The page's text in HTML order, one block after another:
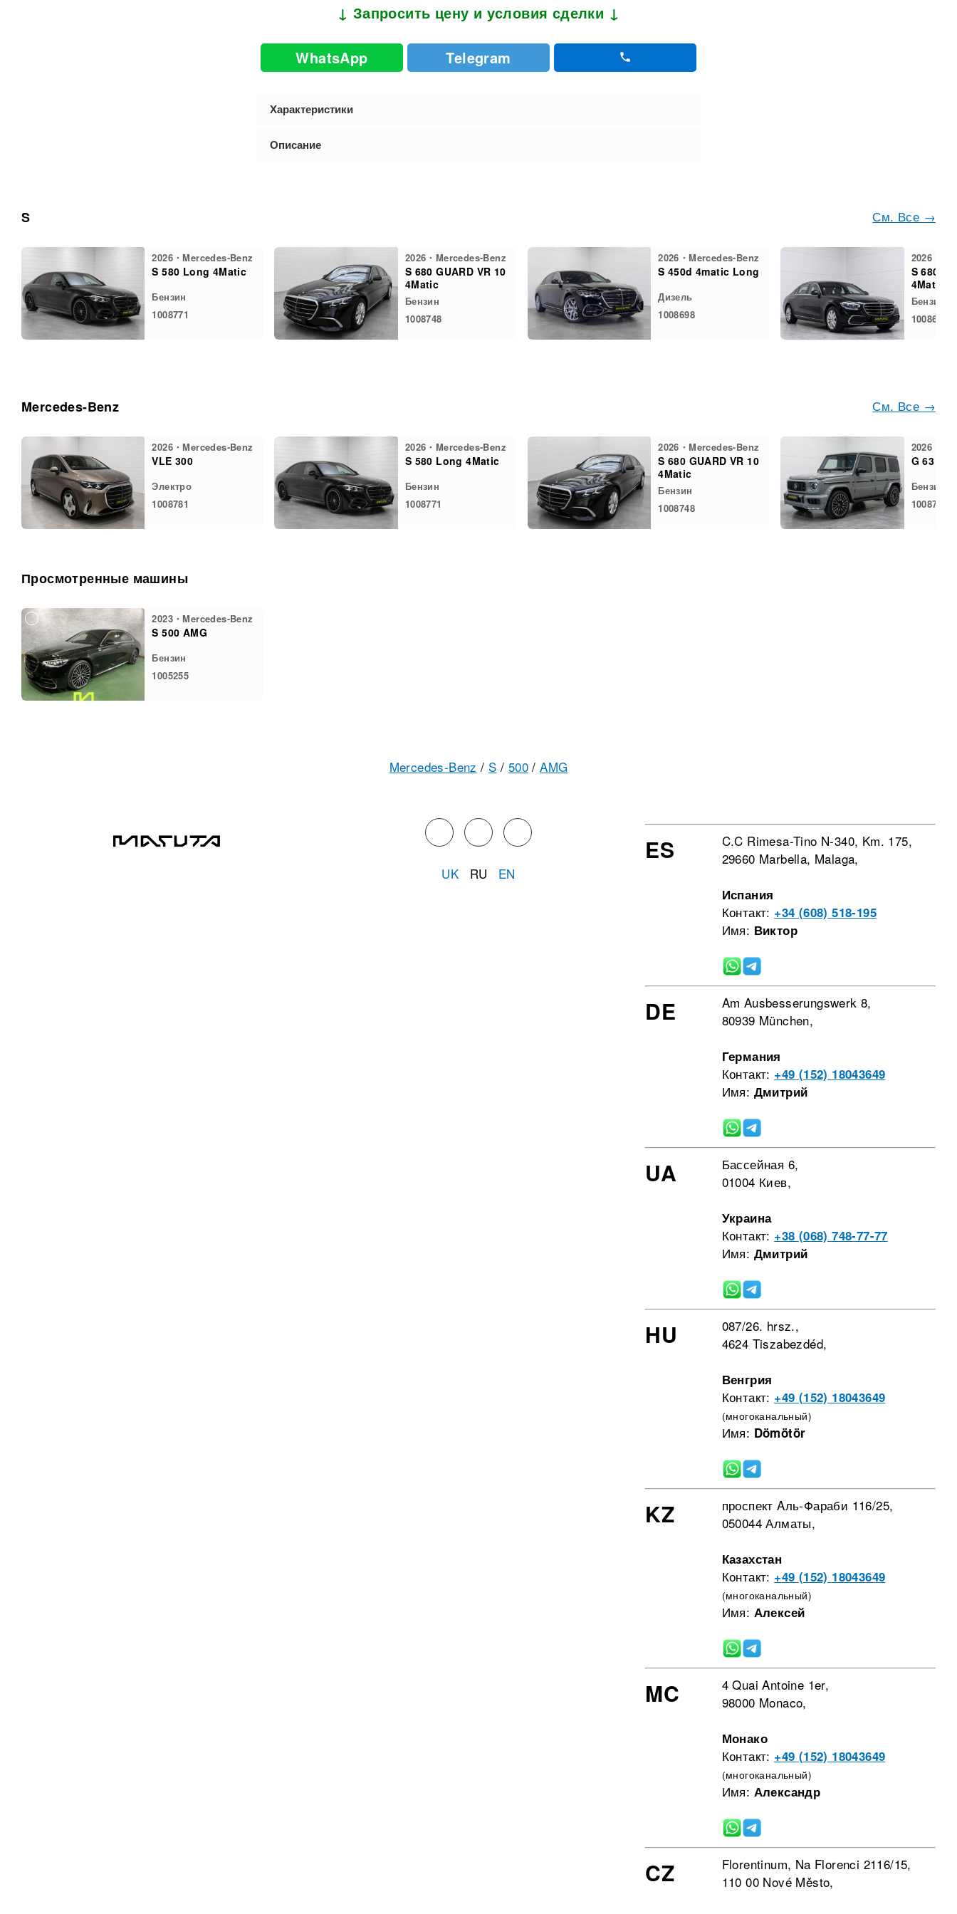
↓ Запросить цену и условия сделки ↓
WhatsApp Telegram
Характеристики
Описание
См. Все →
S
2026・Mercedes-Benz
S 580 Long 4Matic
Бензин
1008771
2026・Mercedes-Benz
S 680 GUARD VR 10
4Matic
Бензин
1008748
2026・Mercedes-Benz
S 450d 4matic Long
Дизель
1008698
2026・
S 680
4Matic
Бензин
1008648
См. Все →
Mercedes-Benz
2026・Mercedes-Benz
VLE 300
Электро
1008781
2026・Mercedes-Benz
S 580 Long 4Matic
Бензин
1008771
2026・Mercedes-Benz
S 680 GUARD VR 10
4Matic
Бензин
1008748
2026・
G 63
Бензин
1008732
Просмотренные машины
2023・Mercedes-Benz
S 500 AMG
Бензин
1005255
Mercedes-Benz / S / 500 / AMG
UK RU EN
ES
C.C Rimesa-Tino N-340, Km. 175,
29660 Marbella, Malaga,
Испания
Контакт: +34 (608) 518-195
Имя: Виктор
DE
Am Ausbesserungswerk 8,
80939 München,
Германия
Контакт: +49 (152) 18043649
Имя: Дмитрий
UA
Бассейная 6,
01004 Киев,
Украина
Контакт: +38 (068) 748-77-77
Имя: Дмитрий
HU
087/26. hrsz.,
4624 Tiszabezdéd,
Венгрия
Контакт: +49 (152) 18043649
(многоканальный)
Имя: Dömötör
KZ
проспект Aль-Фараби 116/25,
050044 Алматы,
Казахстан
Контакт: +49 (152) 18043649
(многоканальный)
Имя: Алексей
MC
4 Quai Antoine 1er,
98000 Monaco,
Монако
Контакт: +49 (152) 18043649
(многоканальный)
Имя: Александр
CZ
Florentinum, Na Florenci 2116/15,
110 00 Nové Město,